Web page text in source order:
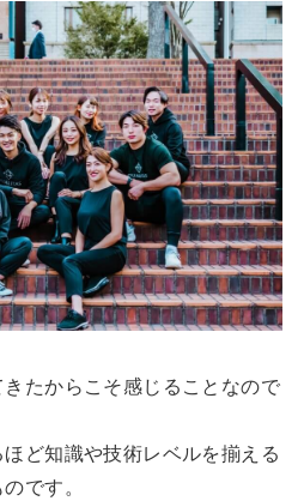
たからこそ感じることなので
ど知識や技術レベルを揃える
です。